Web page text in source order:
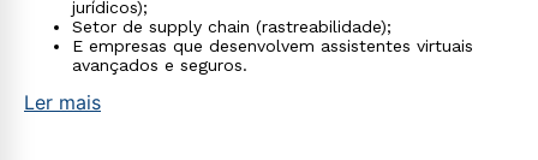
jurídicos);
Setor de supply chain (rastreabilidade);
E empresas que desenvolvem assistentes virtuais
avançados e seguros.
Ler mais